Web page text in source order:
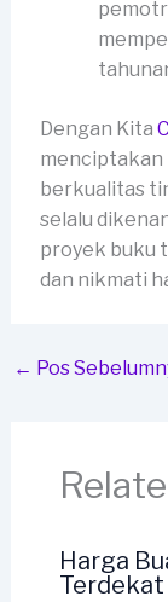
Dengan Kita
menciptakan
berkualitas
selalu
proyek buku
dan nikmati
← Pos
Harga
Terdekat